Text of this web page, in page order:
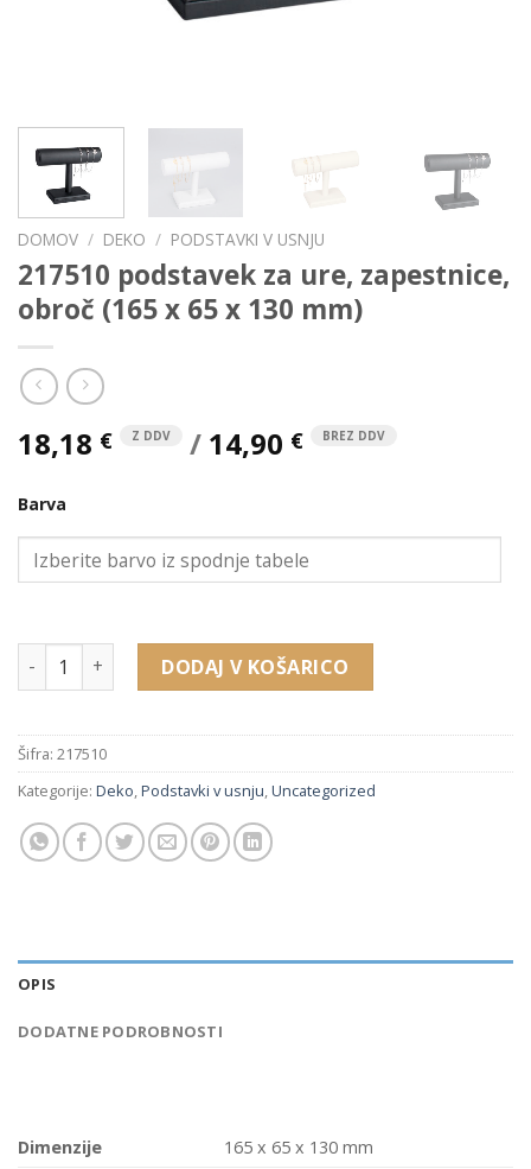
DOMOV / DEKO / PODSTAVKI V USNJU
217510 podstavek za ure, zapestnice,
obroč (165 x 65 x 130 mm)
18,18 € Z DDV / 14,90 € BREZ DDV
Barva
217510 podstavek za ure, zapestnice, obroč (165 x 65 x 130
DODAJ V KOŠARICO
Šifra: 217510
Kategorije: Deko Podstavki v usnju Uncategorized
OPIS
DODATNE PODROBNOSTI
Dimenzije
165 x 65 x 130 mm